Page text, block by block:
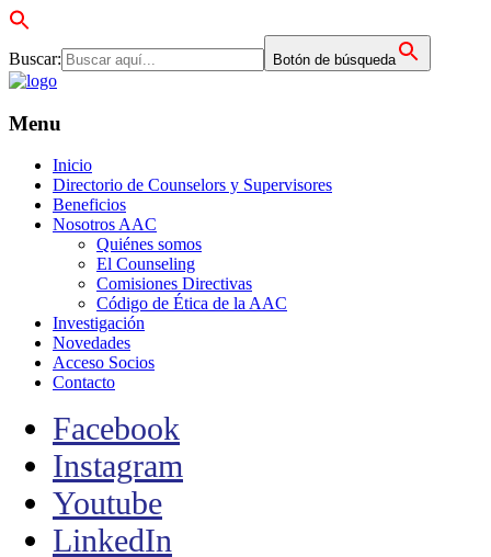
Buscar: Botón de búsqueda
Menu
Inicio
Directorio de Counselors y Supervisores
Beneficios
Nosotros AAC
Quiénes somos
El Counseling
Comisiones Directivas
Código de Ética de la AAC
Investigación
Novedades
Acceso Socios
Contacto
Facebook
Instagram
Youtube
LinkedIn